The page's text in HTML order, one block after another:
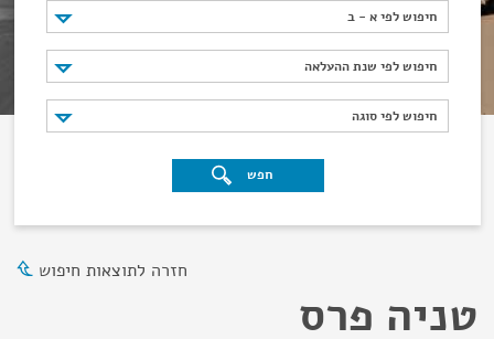
חיפוש לפי א - ב
חיפוש לפי א - ב
חיפוש לפי שנת ההעלאה
חיפוש לפי שנת ההעלאה
חיפוש לפי סוגה
חיפוש לפי סוגה
חפש
חזרה לתוצאות חיפוש
טניה פרס